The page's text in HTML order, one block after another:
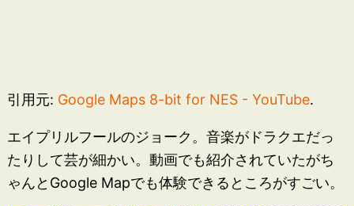
引用元: Google Maps 8-bit for NES - YouTube.
エイプリルフールのジョーク。音楽がドラクエだっ
たりして芸が細かい。動画でも紹介されていたがち
ゃんとGoogle Mapでも体験できるところがすごい。